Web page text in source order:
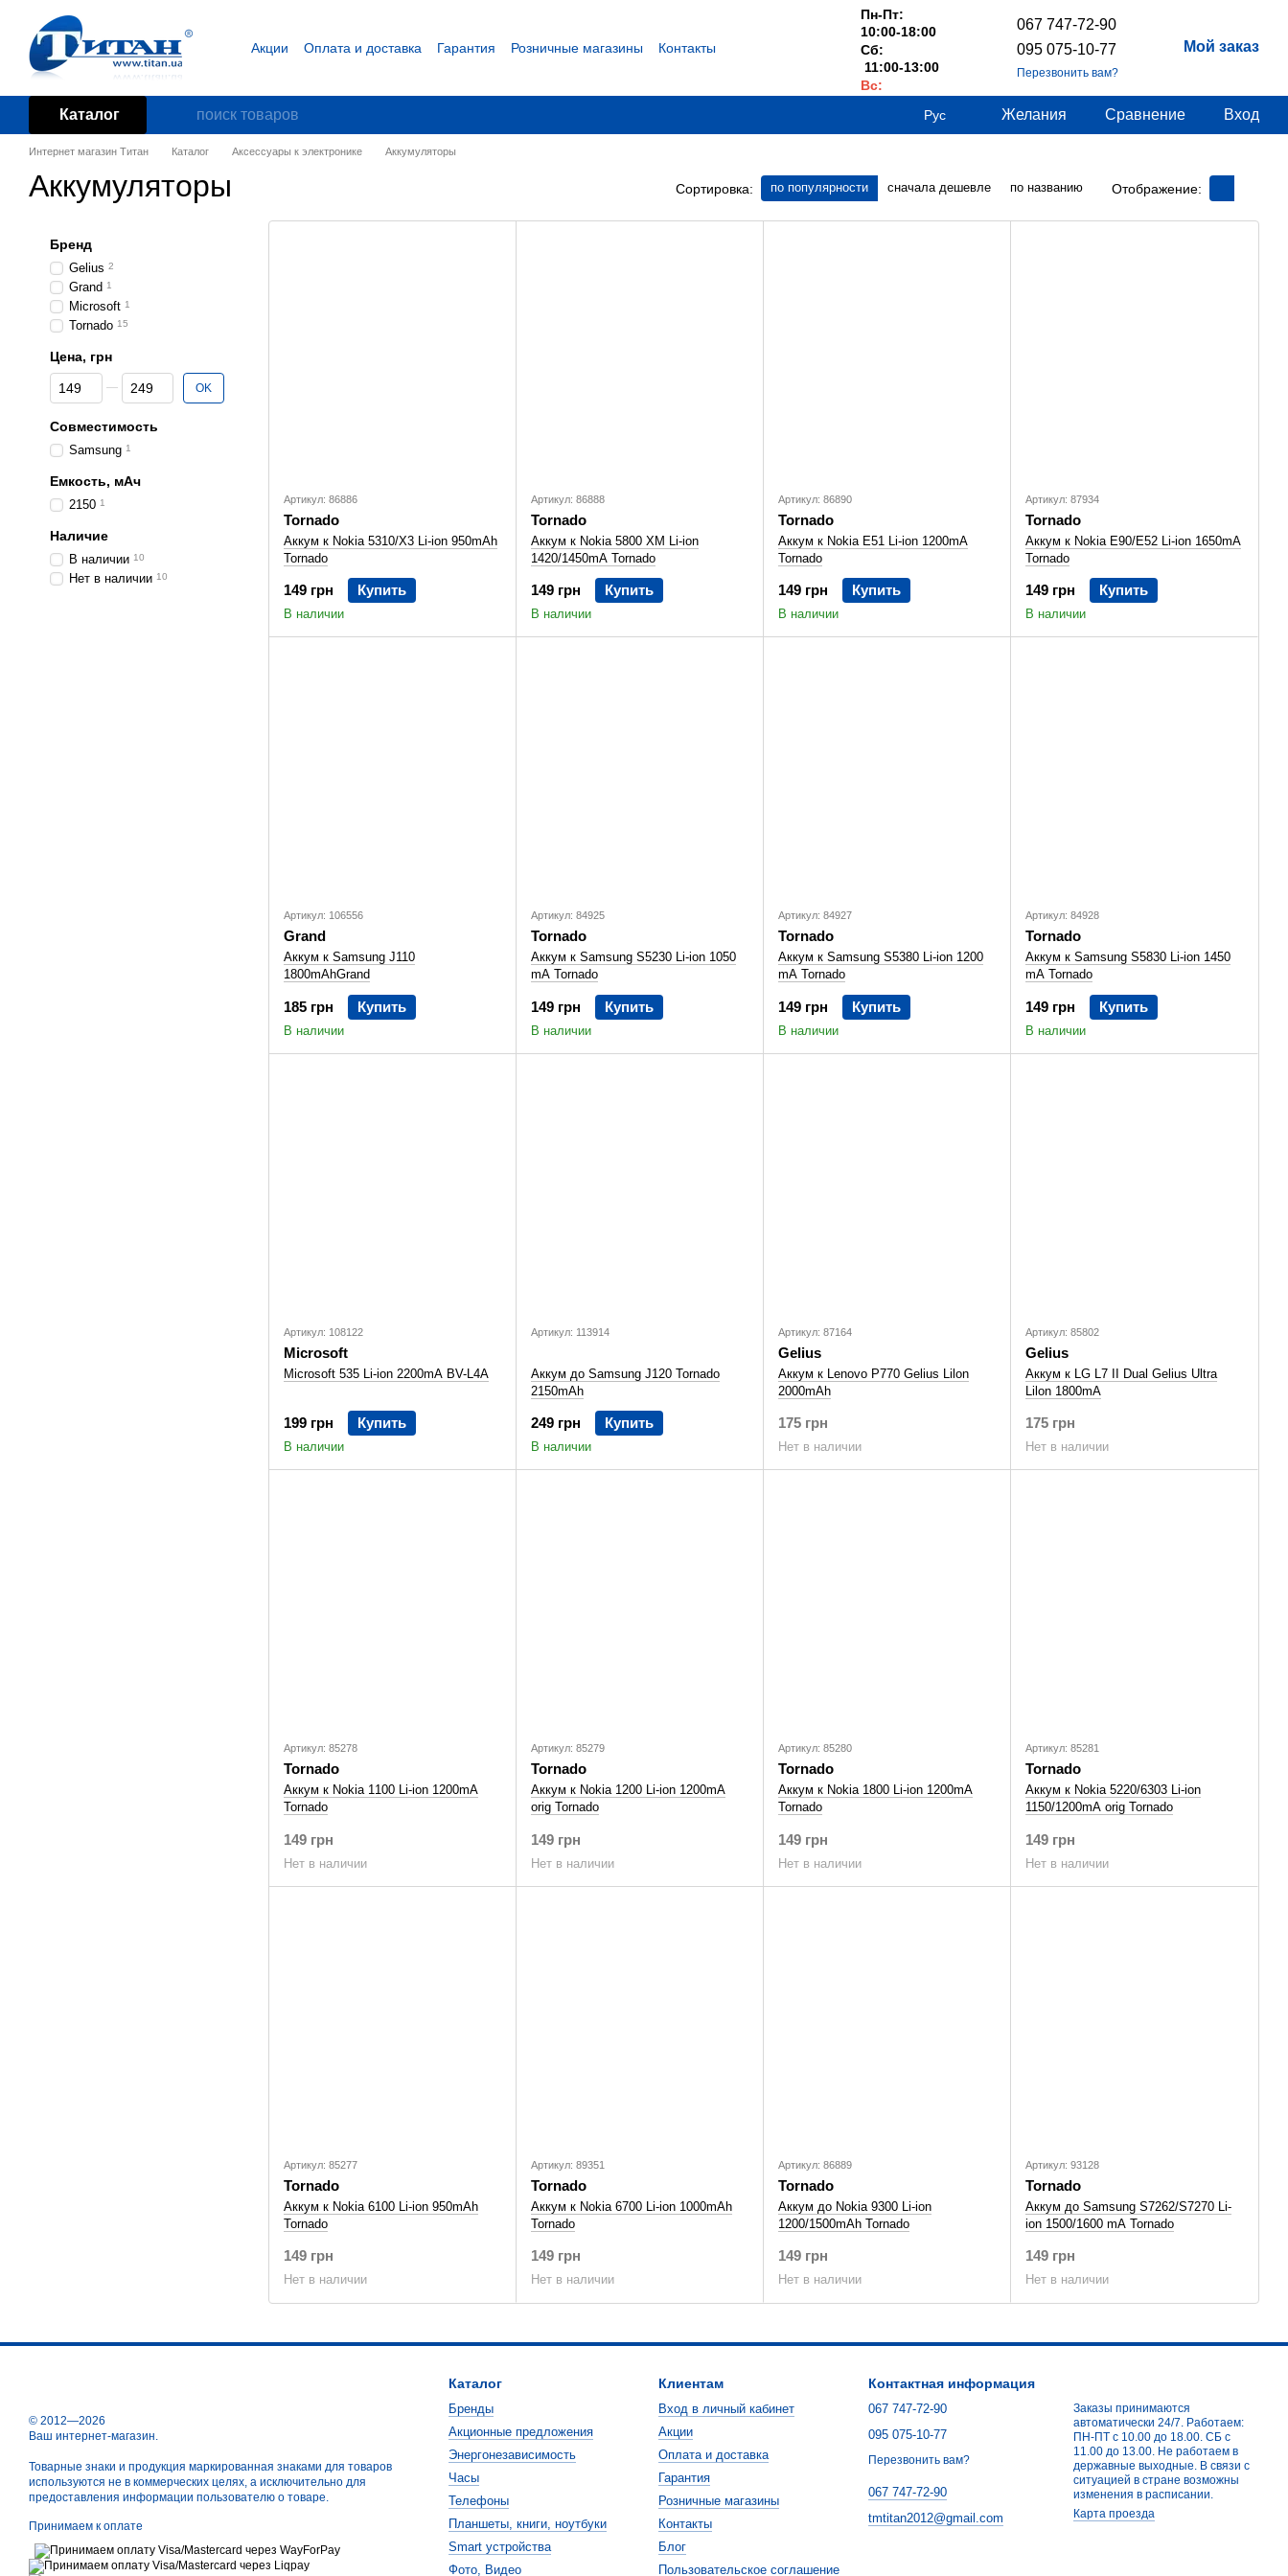
Перейти к основному контенту
Акции Оплата и доставка Гарантия Розничные магазины
Контакты
Пн-Пт:
10:00-18:00
Сб:
11:00-13:00
Вс:
067 747-72-90
095 075-10-77
Перезвонить вам?
Мой заказ
Каталог Рус Желания Сравнение Вход
Интернет магазин Титан Каталог Аксессуары к электронике Аккумуляторы
Аккумуляторы Сортировка: по популярности сначала дешевле по названию Отображение:
Артикул: 86886
Tornado
Аккум к Nokia 5310/X3 Li-ion 950mAh
Tornado
149 грн Купить
В наличии
Артикул: 86888
Tornado
Аккум к Nokia 5800 XM Li-ion
1420/1450mA Tornado
149 грн Купить
В наличии
Артикул: 86890
Tornado
Аккум к Nokia E51 Li-ion 1200mA
Tornado
149 грн Купить
В наличии
Артикул: 87934
Tornado
Аккум к Nokia E90/E52 Li-ion 1650mA
Tornado
149 грн Купить
В наличии
Артикул: 106556
Grand
Аккум к Samsung J110
1800mAhGrand
185 грн Купить
В наличии
Артикул: 84925
Tornado
Аккум к Samsung S5230 Li-ion 1050
mA Tornado
149 грн Купить
В наличии
Артикул: 84927
Tornado
Аккум к Samsung S5380 Li-ion 1200
mA Tornado
149 грн Купить
В наличии
Артикул: 84928
Tornado
Аккум к Samsung S5830 Li-ion 1450
mA Tornado
149 грн Купить
В наличии
Артикул: 108122
Microsoft
Microsoft 535 Li-ion 2200mA BV-L4A
199 грн Купить
В наличии
Артикул: 113914
Аккум до Samsung J120 Tornado
2150mAh
249 грн Купить
В наличии
Артикул: 87164
Gelius
Аккум к Lenovo P770 Gelius Lilon
2000mAh
175 грн
Нет в наличии
Артикул: 85802
Gelius
Аккум к LG L7 II Dual Gelius Ultra
Lilon 1800mA
175 грн
Нет в наличии
Артикул: 85278
Tornado
Аккум к Nokia 1100 Li-ion 1200mA
Tornado
149 грн
Нет в наличии
Артикул: 85279
Tornado
Аккум к Nokia 1200 Li-ion 1200mA
orig Tornado
149 грн
Нет в наличии
Артикул: 85280
Tornado
Аккум к Nokia 1800 Li-ion 1200mA
Tornado
149 грн
Нет в наличии
Артикул: 85281
Tornado
Аккум к Nokia 5220/6303 Li-ion
1150/1200mA orig Tornado
149 грн
Нет в наличии
Артикул: 85277
Tornado
Аккум к Nokia 6100 Li-ion 950mАh
Tornado
149 грн
Нет в наличии
Артикул: 89351
Tornado
Аккум к Nokia 6700 Li-ion 1000mAh
Tornado
149 грн
Нет в наличии
Артикул: 86889
Tornado
Аккум до Nokia 9300 Li-ion
1200/1500mAh Tornado
149 грн
Нет в наличии
Артикул: 93128
Tornado
Аккум до Samsung S7262/S7270 Li-
ion 1500/1600 mA Tornado
149 грн
Нет в наличии
Бренд
Gelius 2
Grand 1
Microsoft 1
Tornado 15
Цена, грн
От Цена, грн
До Цена, грн OK
Совместимость
Samsung 1
Емкость, мАч
2150 1
Наличие
В наличии 10
Нет в наличии 10
© 2012—2026
Ваш интернет-магазин.
Товарные знаки и продукция маркированная знаками для товаров
используются не в коммерческих целях, а исключительно для
предоставления информации пользователю о товаре.
Принимаем к оплате
Каталог
Бренды
Акционные предложения
Энергонезависимость
Часы
Телефоны
Планшеты, книги, ноутбуки
Smart устройства
Фото, Видео
Клиентам
Вход в личный кабинет
Акции
Оплата и доставка
Гарантия
Розничные магазины
Контакты
Блог
Пользовательское соглашение
Контактная информация
067 747-72-90
095 075-10-77
Перезвонить вам?
067 747-72-90
tmtitan2012@gmail.com
Заказы принимаются
автоматически 24/7. Работаем:
ПН-ПТ с 10.00 до 18.00. СБ с
11.00 до 13.00. Не работаем в
державные выходные. В связи с
ситуацией в стране возможны
изменения в расписании.
Карта проезда